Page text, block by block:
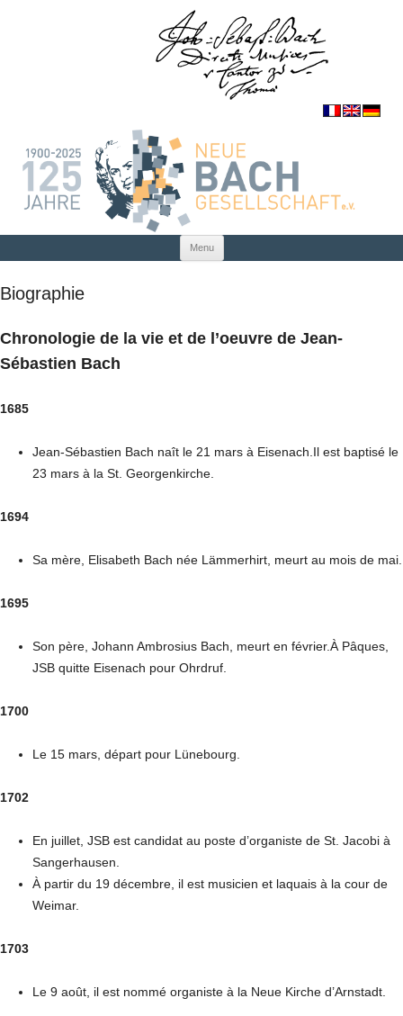
Menu Skip to content
Biographie
Chronologie de la vie et de l’oeuvre de Jean-
Sébastien Bach
1685
Jean-Sébastien Bach naît le 21 mars à Eisenach.Il est baptisé le
23 mars à la St. Georgenkirche.
1694
Sa mère, Elisabeth Bach née Lämmerhirt, meurt au mois de mai.
1695
Son père, Johann Ambrosius Bach, meurt en février.À Pâques,
JSB quitte Eisenach pour Ohrdruf.
1700
Le 15 mars, départ pour Lünebourg.
1702
En juillet, JSB est candidat au poste d’organiste de St. Jacobi à
Sangerhausen.
À partir du 19 décembre, il est musicien et laquais à la cour de
Weimar.
1703
Le 9 août, il est nommé organiste à la Neue Kirche d’Arnstadt.